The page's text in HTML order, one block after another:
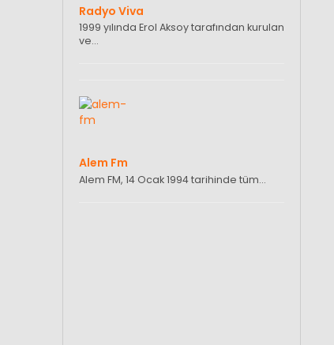
Radyo Viva
1999 yılında Erol Aksoy tarafından kurulan
ve…
Alem Fm
Alem FM, 14 Ocak 1994 tarihinde tüm…